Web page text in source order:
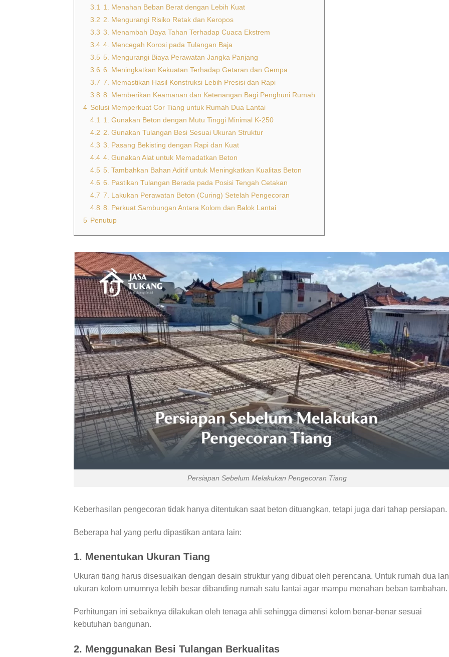
3.1
1. Menahan Beban Berat dengan Lebih Kuat
3.2 2. Mengurangi Risiko Retak dan Keropos
3.3 3. Menambah Daya Tahan Terhadap Cuaca Ekstrem
3.4 4. Mencegah Korosi pada Tulangan Baja
3.5 5. Mengurangi Biaya Perawatan Jangka Panjang
3.6 6. Meningkatkan Kekuatan Terhadap Getaran dan Gempa
3.7 7. Memastikan Hasil Konstruksi Lebih Presisi dan Rapi
3.8 8. Memberikan Keamanan dan Ketenangan Bagi Penghuni Rumah
4 Solusi Memperkuat Cor Tiang untuk Rumah Dua Lantai
4.1
1. Gunakan Beton dengan Mutu Tinggi Minimal K-250
4.2 2. Gunakan Tulangan Besi Sesuai Ukuran Struktur
4.3 3. Pasang Bekisting dengan Rapi dan Kuat
4.4 4. Gunakan Alat untuk Memadatkan Beton
4.5 5. Tambahkan Bahan Aditif untuk Meningkatkan Kualitas Beton
4.6 6. Pastikan Tulangan Berada pada Posisi Tengah Cetakan
4.7 7. Lakukan Perawatan Beton (Curing) Setelah Pengecoran
4.8 8. Perkuat Sambungan Antara Kolom dan Balok Lantai
5 Penutup
Persiapan Sebelum Melakukan Pengecoran Tiang
Keberhasilan pengecoran tidak hanya ditentukan saat beton dituangkan, tetapi juga dari tahap persiapan.
Beberapa hal yang perlu dipastikan antara lain:
1. Menentukan Ukuran Tiang
Ukuran tiang harus disesuaikan dengan desain struktur yang dibuat oleh perencana. Untuk rumah dua
ukuran kolom umumnya lebih besar dibanding rumah satu lantai agar mampu menahan beban tambahan.
Perhitungan ini sebaiknya dilakukan oleh tenaga ahli sehingga dimensi kolom benar-benar sesuai
kebutuhan bangunan.
2. Menggunakan Besi Tulangan Berkualitas